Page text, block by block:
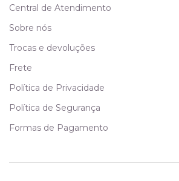
Central de Atendimento
Sobre nós
Trocas e devoluções
Frete
Política de Privacidade
Política de Segurança
Formas de Pagamento